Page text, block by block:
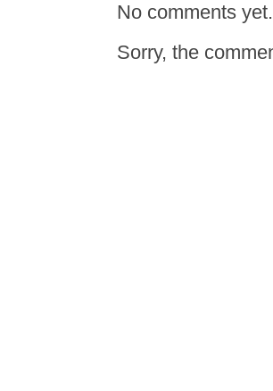
No comments yet.
Sorry, the